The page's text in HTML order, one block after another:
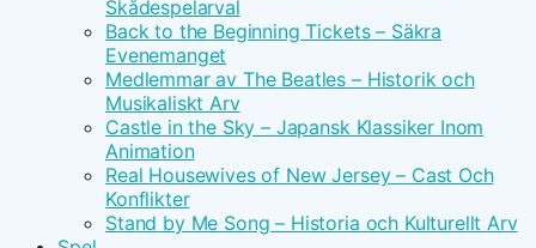
Skådespelarval
Back to the Beginning Tickets – Säkra
Evenemanget
Medlemmar av The Beatles – Historik och
Musikaliskt Arv
Castle in the Sky – Japansk Klassiker Inom
Animation
Real Housewives of New Jersey – Cast Och
Konflikter
Stand by Me Song – Historia och Kulturellt Arv